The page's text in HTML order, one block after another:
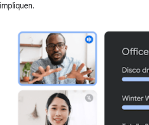
impliquen.